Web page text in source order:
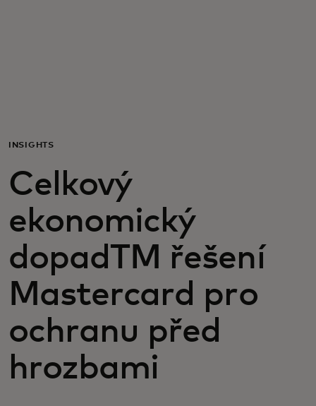
Novinky a trendy
INSIGHTS
Celkový
ekonomický
dopadTM řešení
Mastercard pro
ochranu před
hrozbami